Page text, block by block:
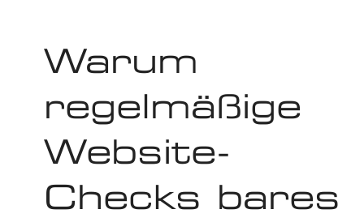
Warum
regelmäßige
Website-
Checks bares